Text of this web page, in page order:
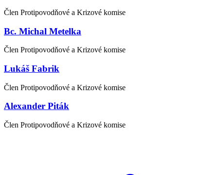
Člen Protipovodňové a Krizové komise
Bc. Michal Metelka
Člen Protipovodňové a Krizové komise
Lukáš Fabrik
Člen Protipovodňové a Krizové komise
Alexander Piták
Člen Protipovodňové a Krizové komise